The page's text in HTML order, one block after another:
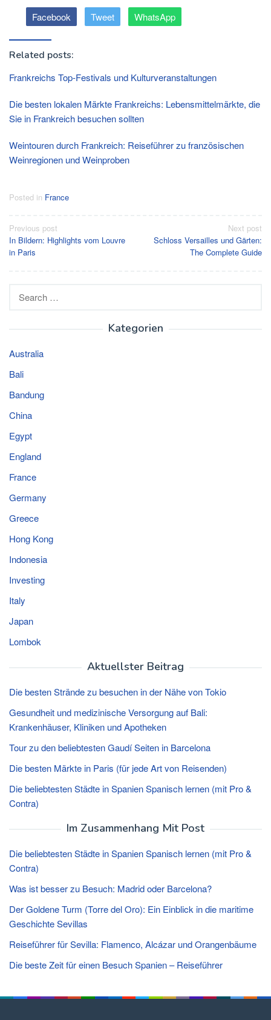
Facebook Tweet WhatsApp
Related posts:
Frankreichs Top-Festivals und Kulturveranstaltungen
Die besten lokalen Märkte Frankreichs: Lebensmittelmärkte, die
Sie in Frankreich besuchen sollten
Weintouren durch Frankreich: Reiseführer zu französischen
Weinregionen und Weinproben
Posted in France
Post
navigation
Previous post
In Bildern: Highlights vom Louvre
in Paris
Next post
Schloss Versailles und Gärten:
The Complete Guide
Kategorien
Australia
Bali
Bandung
China
Egypt
England
France
Germany
Greece
Hong Kong
Indonesia
Investing
Italy
Japan
Lombok
Aktuellster Beitrag
Die besten Strände zu besuchen in der Nähe von Tokio
Gesundheit und medizinische Versorgung auf Bali:
Krankenhäuser, Kliniken und Apotheken
Tour zu den beliebtesten Gaudí Seiten in Barcelona
Die besten Märkte in Paris (für jede Art von Reisenden)
Die beliebtesten Städte in Spanien Spanisch lernen (mit Pro &
Contra)
Im Zusammenhang Mit Post
Die beliebtesten Städte in Spanien Spanisch lernen (mit Pro &
Contra)
Was ist besser zu Besuch: Madrid oder Barcelona?
Der Goldene Turm (Torre del Oro): Ein Einblick in die maritime
Geschichte Sevillas
Reiseführer für Sevilla: Flamenco, Alcázar und Orangenbäume
Die beste Zeit für einen Besuch Spanien – Reiseführer